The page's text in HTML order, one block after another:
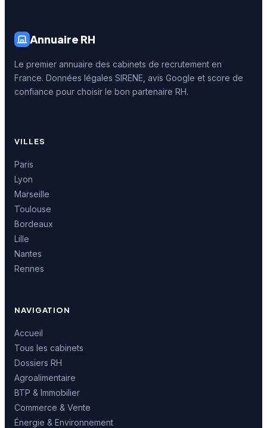
Annuaire RH
Le premier annuaire des cabinets de recrutement en
France. Données légales SIRENE, avis Google et score de
confiance pour choisir le bon partenaire RH.
VILLES
Paris
Lyon
Marseille
Toulouse
Bordeaux
Lille
Nantes
Rennes
NAVIGATION
Accueil
Tous les cabinets
Dossiers RH
Agroalimentaire
BTP & Immobilier
Commerce & Vente
Énergie & Environnement